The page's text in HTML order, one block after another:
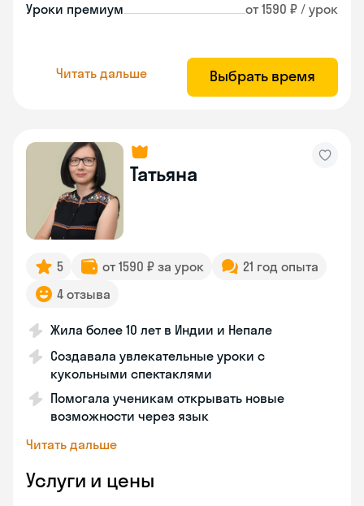
Уроки премиум от 1590 ₽ / урок
Читать дальше Выбрать время
Татьяна
5 от 1590 ₽ за урок
21 год опыта
4 отзыва
Жила более 10 лет в Индии и Непале
Создавала увлекательные уроки с
кукольными спектаклями
Помогала ученикам открывать новые
возможности через язык
Читать дальше
Услуги и цены